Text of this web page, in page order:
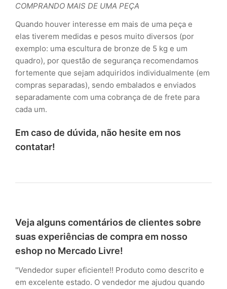
COMPRANDO MAIS DE UMA PEÇA
Quando houver interesse em mais de uma peça e
elas tiverem medidas e pesos muito diversos (por
exemplo: uma escultura de bronze de 5 kg e um
quadro), por questão de segurança recomendamos
fortemente que sejam adquiridos individualmente (em
compras separadas), sendo embalados e enviados
separadamente com uma cobrança de de frete para
cada um.
Em caso de dúvida, não hesite em nos
contatar!
Veja alguns comentários de clientes sobre
suas experiências de compra em nosso
eshop no Mercado Livre!
"Vendedor super eficiente!! Produto como descrito e
em excelente estado. O vendedor me ajudou quando